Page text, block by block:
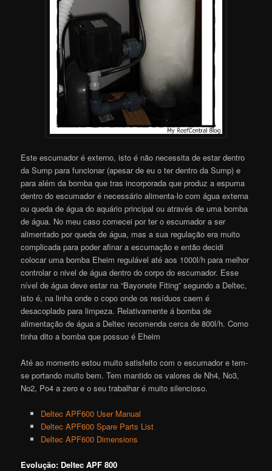
Este escumador é externo, isto é não necessita de estar dentro
da Sump para funcionar (apesar de eu o ter dentro da Sump) e
para além da bomba que tras incorporada que produz a espuma
dentro do escumador é necessário alimenta-lo com água externa
ou queda de água do aquário principal ou através de uma bomba
de água. No meu caso comecei por ter o escumador a ser
alimentado por queda de água, mas a sua regulação era muito
complicada para poder afinar a escumação e então decidi
colocar uma bomba Eheim regulável até aos 1000l/h para melhor
controlar o nivel de água dentro do corpo do escumador. Esse
nível de água deve estar na “Bayonete Fiting” segundo a Deltec,
isto é, na linha onde o copo onde os resíduos caem é
desacoplado para limpeza. Relativamente á bomba de
alimentação de água a Deltec recomenda cerca de 800l/h. Como
tinha dito a bomba que possuo é Eheim
Até ao momento estou muito satisfeito com o escumador e tem-
se portando muito bem. Tem mantido os valores de Nh4, No3,
No2, Po4 a zero e o seu trabalhar é muito silencioso.
Deltec APF600 User Manual
Deltec APF600 Spare Parts List
Deltec APF600 Dimensions
Evolução: Deltec APF 800